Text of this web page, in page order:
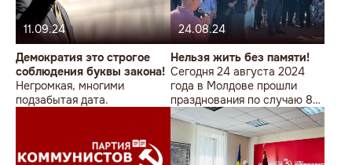
11.09.24
Демократия это строгое
соблюдения буквы закона!
Негромкая, многими
подзабытая дата.
24.08.24
Нельзя жить без памяти!
Сегодня 24 августа 2024
года в Молдове прошли
празднования по случаю 80-
летия со дня освобождения
республики от немецко-
румынско-фашистских
захватчиков.